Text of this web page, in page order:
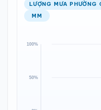
LƯỢNG MƯA
MM